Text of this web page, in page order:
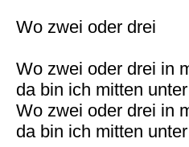
Wo zwei oder drei
Wo zwei oder drei in
da bin ich mitten
Wo zwei oder drei in
da bin ich mitten